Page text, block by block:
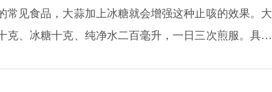
见食品，大蒜加上冰糖就会增强这种止咳的效果。大
、冰糖十克、纯净水二百毫升，一日三次煎服。具体